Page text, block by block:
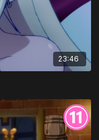
23:46